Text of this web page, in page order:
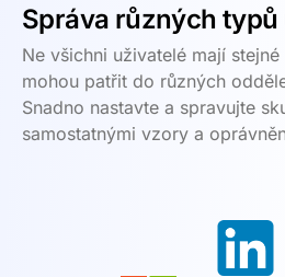
Správa různých typů
Ne všichni uživatelé mají
mohou patřit do různých
Snadno nastavte a spravujte
samostatnými vzory a